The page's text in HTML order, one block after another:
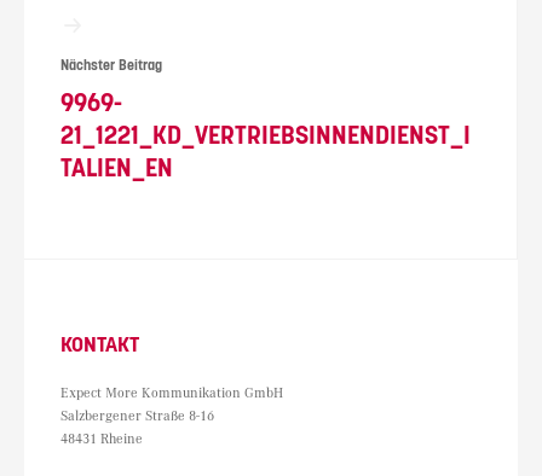
Nächster Beitrag
9969-
21_1221_KD_VERTRIEBSINNENDIENST_I
TALIEN_EN
KONTAKT
Expect More Kommunikation GmbH
Salzbergener Straße 8-16
48431 Rheine